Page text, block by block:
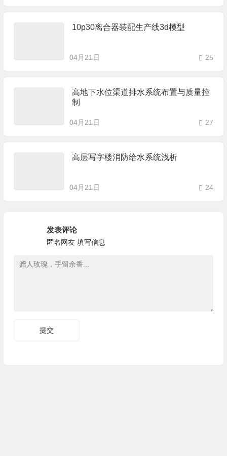
10p30离合器装配生产线3d模型
04月21日 25
高地下水位渠道排水系统布置与质量控
制
04月21日 27
高层写字楼消防给水系统浅析
04月21日 24
发表评论
匿名网友 填写信息